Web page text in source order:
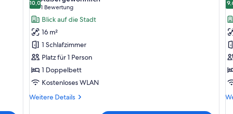
für
Economy-
Doppelzimmer
zur
Einzelnutzung
anzeigen
10,010,0 von 10
1 Bewertung
(1
Bewertung)
Blick auf die Stadt
16 m²
1 Schlafzimmer
Platz für 1 Person
1 Doppelbett
Kostenloses WLAN
Weitere Details
Weitere